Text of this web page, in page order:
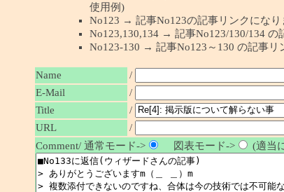
使用例)
No123 → 記事No123の記事リンクになり
No123,130,134 → 記事No123/130/134 の
No123-130 → 記事No123～130 の記事リ
Name
/
E-Mail
/
Title
/
URL
/
Comment/ 通常モード->
図表モード-> (適当